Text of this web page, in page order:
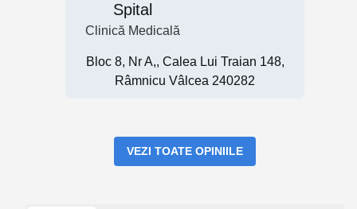
Spital
Clinică Medicală
Bloc 8, Nr A,, Calea Lui Traian 148,
Râmnicu Vâlcea 240282
VEZI TOATE OPINIILE